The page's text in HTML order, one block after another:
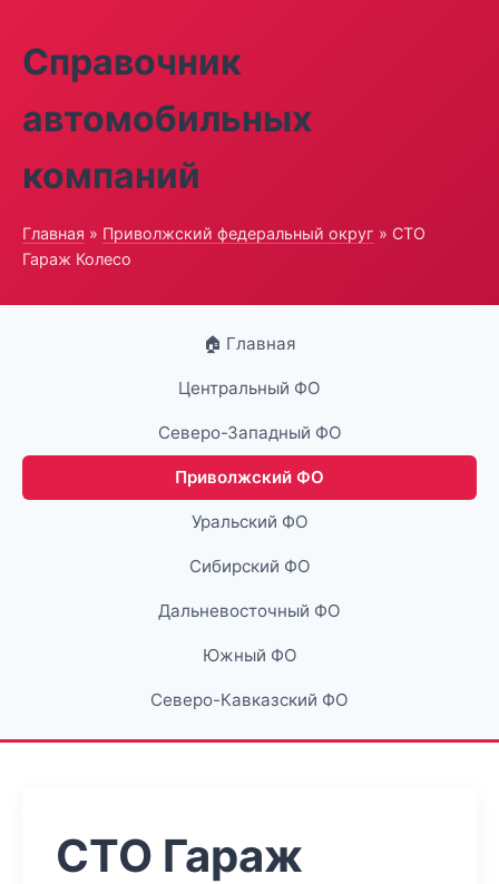
Справочник
автомобильных
компаний
Главная » Приволжский федеральный округ » СТО
Гараж Колесо
🏠 Главная
Центральный ФО
Северо-Западный ФО
Приволжский ФО
Уральский ФО
Сибирский ФО
Дальневосточный ФО
Южный ФО
Северо-Кавказский ФО
СТО Гараж